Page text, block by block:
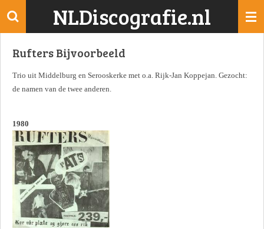
Ga
de
NLDiscografie.nl
Rufters Bijvoorbeeld
Trio uit Middelburg en Serooskerke met o.a. Rijk-Jan Koppejan. Gezocht:
de namen van de twee anderen.
1980